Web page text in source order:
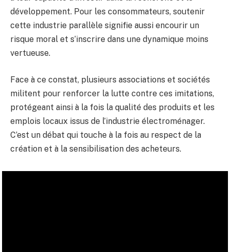
développement. Pour les consommateurs, soutenir
cette industrie parallèle signifie aussi encourir un
risque moral et s’inscrire dans une dynamique moins
vertueuse.
Face à ce constat, plusieurs associations et sociétés
militent pour renforcer la lutte contre ces imitations,
protégeant ainsi à la fois la qualité des produits et les
emplois locaux issus de l’industrie électroménager.
C’est un débat qui touche à la fois au respect de la
création et à la sensibilisation des acheteurs.